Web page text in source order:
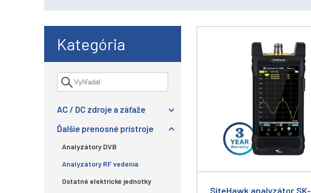
Kategória
AC / DC zdroje a záťaže
Ďalšie prenosné prístroje
Analyzátory DVB
Analyzátory RF vedenia
Ostatné elektrické jednotky
SiteHawk analyzátor SK-